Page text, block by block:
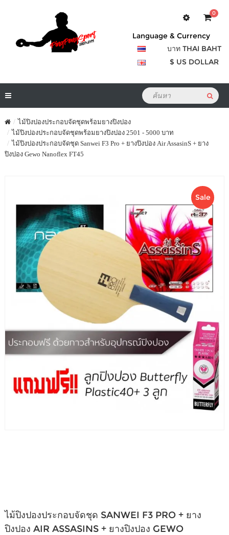
0
Language & Currency
บาท THAI BAHT
$ US DOLLAR
ไม้ปิงปองประกอบจัดชุดพร้อมยางปิงปอง
ไม้ปิงปองประกอบจัดชุดพร้อมยางปิงปอง 2501 - 5000 บาท
ไม้ปิงปองประกอบจัดชุด Sanwei F3 Pro + ยางปิงปอง Air AssasinS + ยาง
ปิงปอง Gewo Nanoflex FT45
Sale
ไม้ปิงปองประกอบจัดชุด SANWEI F3 PRO + ยาง
ปิงปอง AIR ASSASINS + ยางปิงปอง GEWO